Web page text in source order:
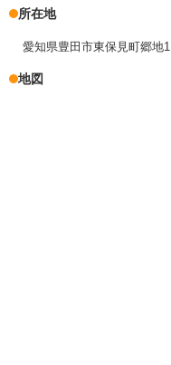
所在地
愛知県豊田市東保見町郷地1
地図